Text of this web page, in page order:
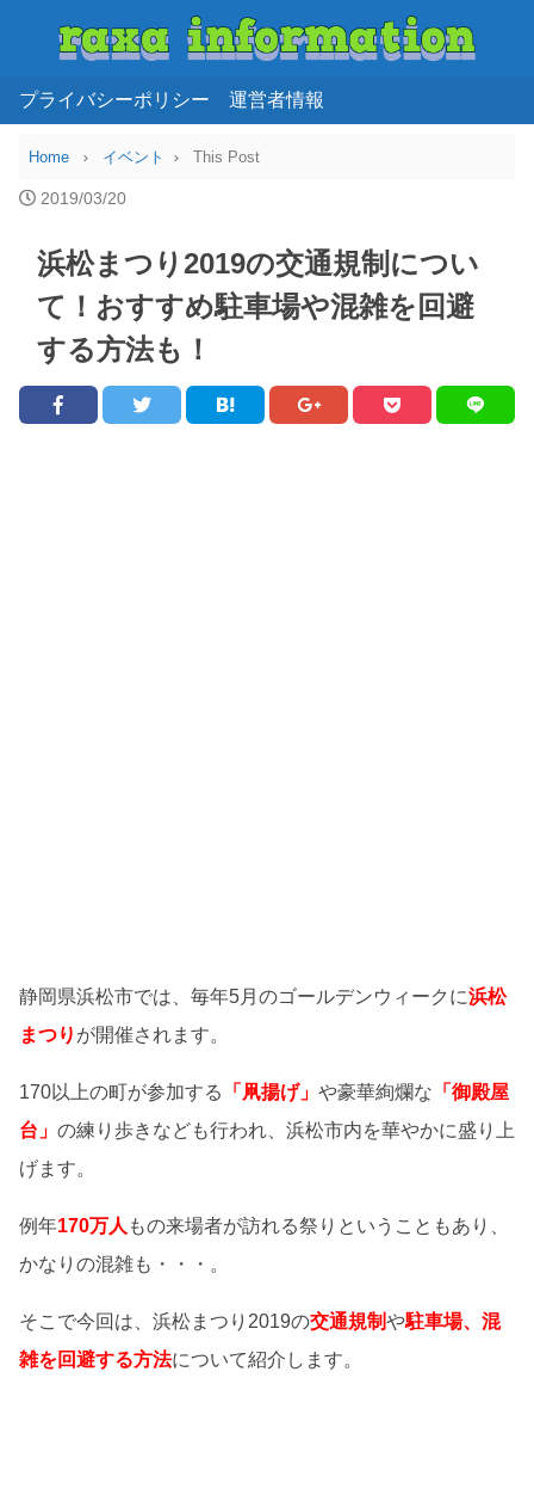
プライバシーポリシー 運営者情報
Home イベント This Post
2019/03/20
浜松まつり2019の交通規制につい
て！おすすめ駐車場や混雑を回避
する方法も！
静岡県浜松市では、毎年5月のゴールデンウィークに浜松
まつり が開催されます。
170以上の町が参加する 「凧揚げ」 や豪華絢爛な 「御殿屋
台」 の練り歩きなども行われ、浜松市内を華やかに盛り上
げます。
例年170万人 もの来場者が訪れる祭りということもあり、
かなりの混雑も・・・。
そこで今回は、浜松まつり2019の交通規制や駐車場、混
雑を回避する方法について紹介します。